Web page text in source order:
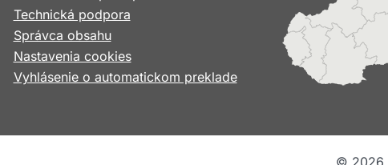
Technická podpora
Správca obsahu
Nastavenia cookies
Vyhlásenie o automatickom preklade
© 2026